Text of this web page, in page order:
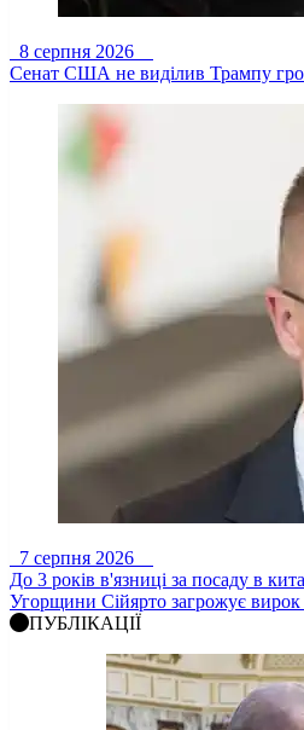
8 серпня 2026
Сенат США не виділив Трампу
7 серпня 2026
До 3 років в'язниці за посаду в
Угорщини Сійярто загрожує вирок
ПУБЛІКАЦІЇ